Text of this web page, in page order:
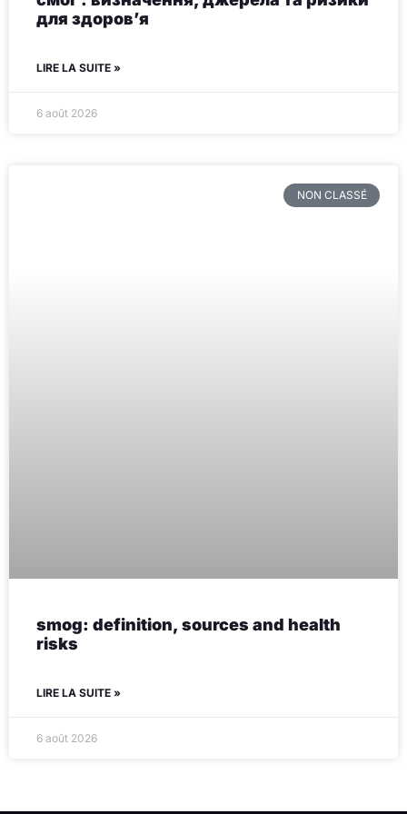
для здоров’я
LIRE LA SUITE »
6 août 2026
NON CLASSÉ
smog: definition, sources and health
risks
LIRE LA SUITE »
6 août 2026